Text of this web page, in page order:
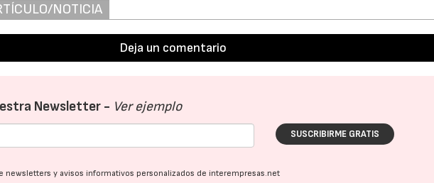
NOTICIA
Deja un comentario
Newsletter - Ver ejemplo
SUSCRIBIRME GRATIS
newsletters y avisos informativos personalizados de interempresas.net